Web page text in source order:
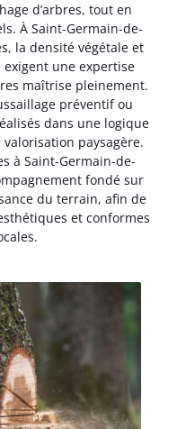
d’arbres, tout en
À Saint-Germain-de-
la densité végétale et
une expertise
maîtrise pleinement.
préventif ou
dans une logique
paysagère.
à Saint-Germain-de-
fondé sur
du terrain, afin de
et conformes